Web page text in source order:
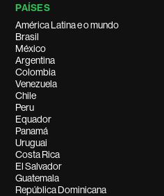
PAÍSES
América Latina e o mundo
Brasil
México
Argentina
Colombia
Venezuela
Chile
Peru
Equador
Panamá
Uruguai
Costa Rica
El Salvador
Guatemala
República Dominicana